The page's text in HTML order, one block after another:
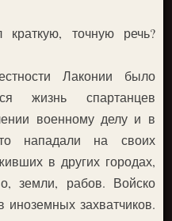
точную речь?
Лаконии было
жизнь спартанцев
военному делу и в
нападали на своих
в других городах,
земли, рабов. Войско
захватчиков.